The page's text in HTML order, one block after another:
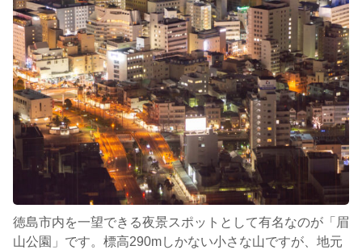
徳島市内を一望できる夜景スポットとして有名なのが「眉
山公園」です。標高290mしかない小さな山ですが、地元